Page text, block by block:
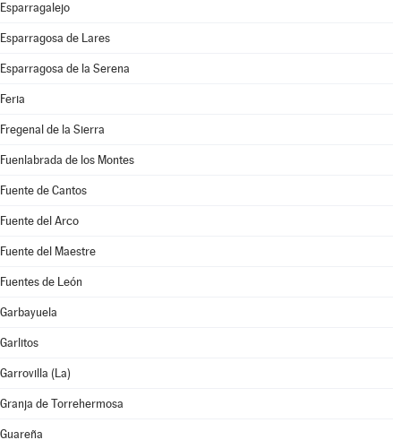
Esparragalejo
Esparragosa de Lares
Esparragosa de la Serena
Feria
Fregenal de la Sierra
Fuenlabrada de los Montes
Fuente de Cantos
Fuente del Arco
Fuente del Maestre
Fuentes de León
Garbayuela
Garlitos
Garrovilla (La)
Granja de Torrehermosa
Guareña